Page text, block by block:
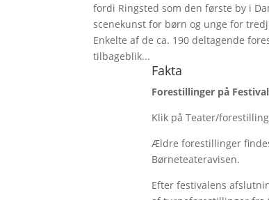
fordi Ringsted som den første by i
scenekunst for børn og unge for
Enkelte af de ca. 190 deltagende
tilbageblik...
Fakta
Forestillinger på
Klik på Teater/
Ældre forestillinger
Børneteateravisen.
Efter festivalens